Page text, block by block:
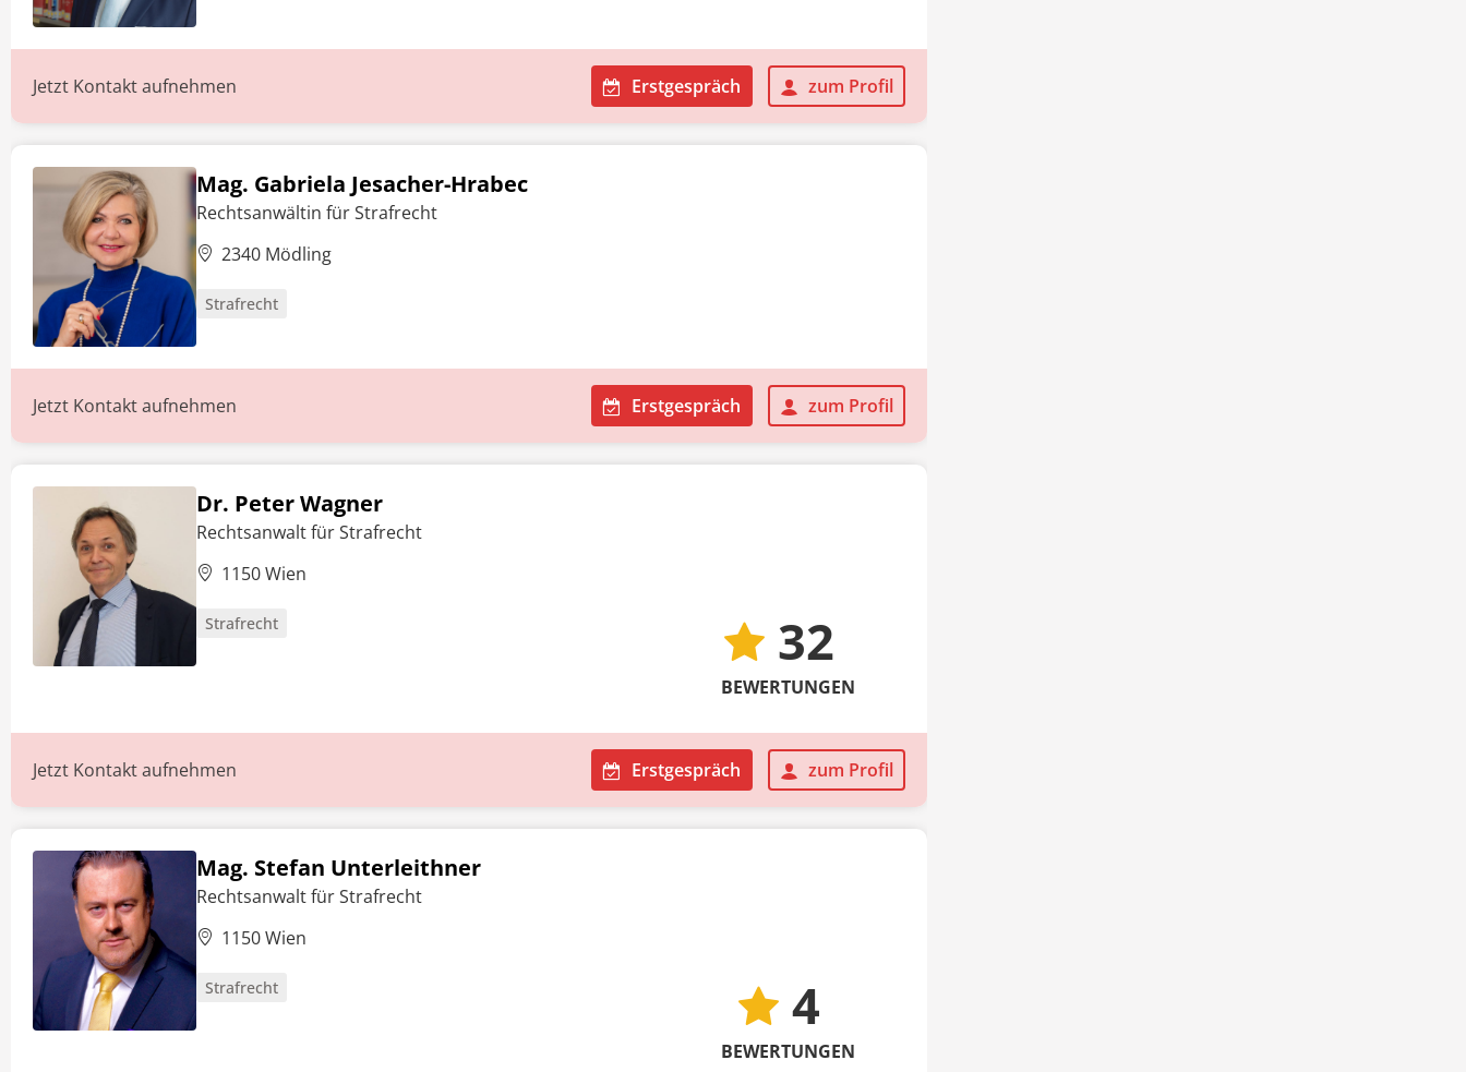
Jetzt Kontakt aufnehmen Erstgespräch zum Profil
Mag. Gabriela Jesacher-Hrabec
Rechtsanwältin für Strafrecht
2340 Mödling
Strafrecht
Jetzt Kontakt aufnehmen Erstgespräch zum Profil
Dr. Peter Wagner
Rechtsanwalt für Strafrecht
1150 Wien
Strafrecht 32
BEWERTUNGEN
Jetzt Kontakt aufnehmen Erstgespräch zum Profil
Mag. Stefan Unterleithner
Rechtsanwalt für Strafrecht
1150 Wien
Strafrecht 4
BEWERTUNGEN